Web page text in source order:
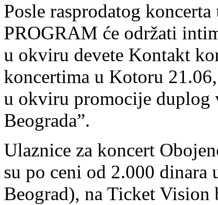
Posle rasprodatog
PROGRAM će održati
u okviru devete Kontakt
koncertima u Kotoru
u okviru promocije
Beograda”.
Ulaznice za koncert
su po ceni od 2.000 dinara
Beograd), na Ticket Vision